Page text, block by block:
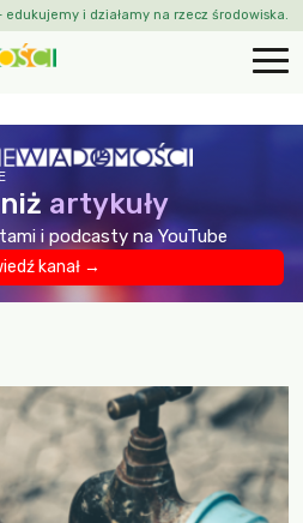
edukujemy i działamy na rzecz środowiska.
artykuły
i podcasty na YouTube
kanał →